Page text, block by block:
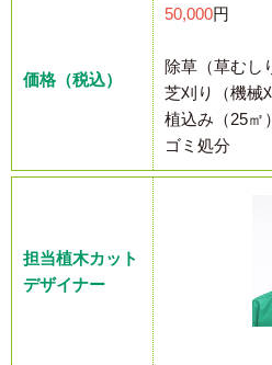
価格（税込）
50,000円
除草（草むし
芝刈り（機械
植込み（25㎡
ゴミ処分
担当植木カット
デザイナー